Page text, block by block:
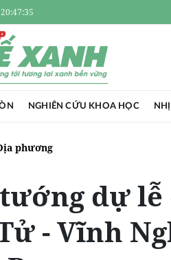
NGHIÊN CỨU KHOA HỌC
phương
dự lễ
- Vĩnh